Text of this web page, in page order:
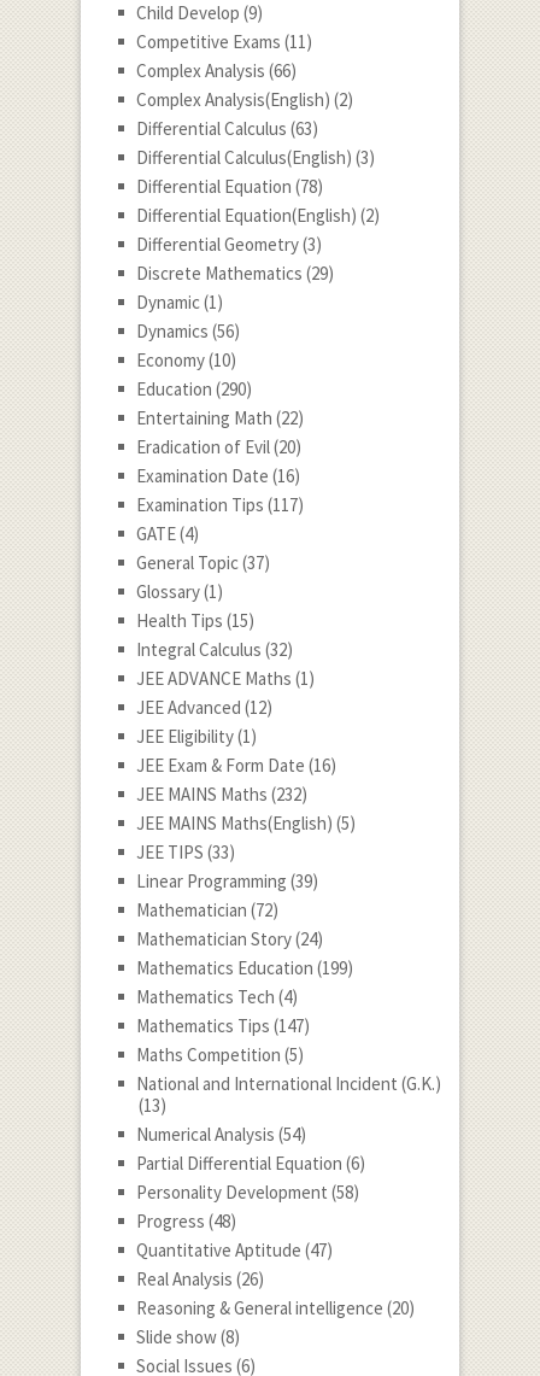
Child Develop (9)
Competitive Exams (11)
Complex Analysis (66)
Complex Analysis(English) (2)
Differential Calculus (63)
Differential Calculus(English) (3)
Differential Equation (78)
Differential Equation(English) (2)
Differential Geometry(3)
Discrete Mathematics (29)
Dynamic(1)
Dynamics (56)
Economy(10)
Education (290)
Entertaining Math (22)
Eradication of Evil(20)
Examination Date (16)
Examination Tips (117)
GATE(4)
General Topic(37)
Glossary(1)
Health Tips (15)
Integral Calculus (32)
JEE ADVANCE Maths (1)
JEE Advanced (12)
JEE Eligibility(1)
JEE Exam & Form Date (16)
JEE MAINS Maths (232)
JEE MAINS Maths(English) (5)
JEE TIPS (33)
Linear Programming (39)
Mathematician (72)
Mathematician Story(24)
Mathematics Education (199)
Mathematics Tech (4)
Mathematics Tips (147)
Maths Competition (5)
National and International Incident (G.K.)
(13)
Numerical Analysis (54)
Partial Differential Equation (6)
Personality Development (58)
Progress (48)
Quantitative Aptitude (47)
Real Analysis (26)
Reasoning & General intelligence (20)
Slide show(8)
Social Issues (6)